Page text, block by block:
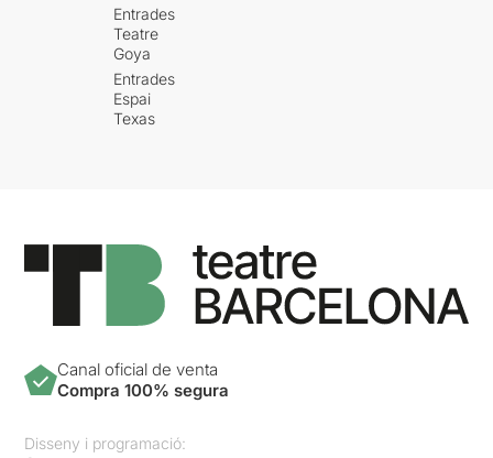
Entrades
Teatre
Goya
Entrades
Espai
Texas
Canal oficial de venta
Compra 100% segura
Disseny i programació: